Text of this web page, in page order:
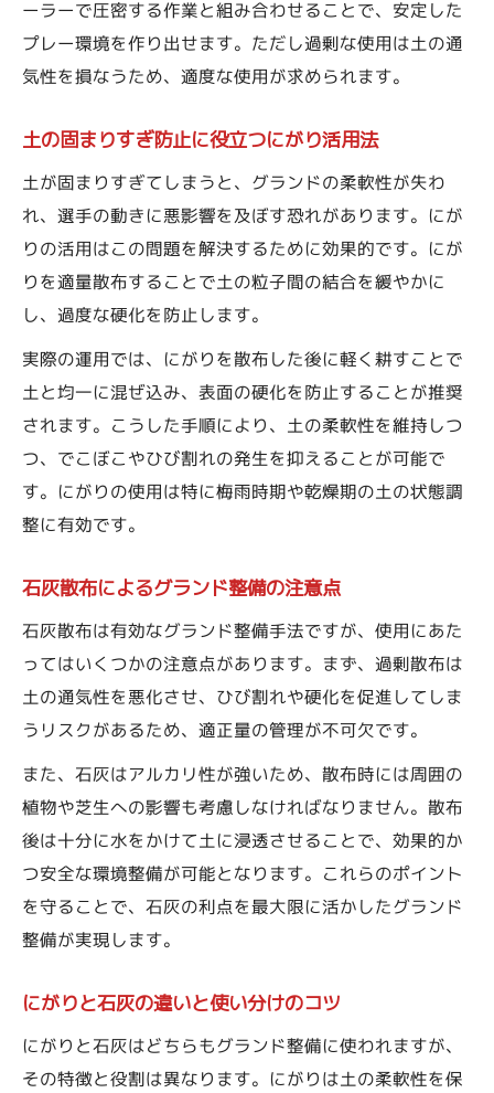
ーラーで圧密する作業と組み合わせることで、安定した
プレー環境を作り出せます。ただし過剰な使用は土の通
気性を損なうため、適度な使用が求められます。
土の固まりすぎ防止に役立つにがり活用法
土が固まりすぎてしまうと、グランドの柔軟性が失わ
れ、選手の動きに悪影響を及ぼす恐れがあります。にが
りの活用はこの問題を解決するために効果的です。にが
りを適量散布することで土の粒子間の結合を緩やかに
し、過度な硬化を防止します。
実際の運用では、にがりを散布した後に軽く耕すことで
土と均一に混ぜ込み、表面の硬化を防止することが推奨
されます。こうした手順により、土の柔軟性を維持しつ
つ、でこぼこやひび割れの発生を抑えることが可能で
す。にがりの使用は特に梅雨時期や乾燥期の土の状態調
整に有効です。
石灰散布によるグランド整備の注意点
石灰散布は有効なグランド整備手法ですが、使用にあた
ってはいくつかの注意点があります。まず、過剰散布は
土の通気性を悪化させ、ひび割れや硬化を促進してしま
うリスクがあるため、適正量の管理が不可欠です。
また、石灰はアルカリ性が強いため、散布時には周囲の
植物や芝生への影響も考慮しなければなりません。散布
後は十分に水をかけて土に浸透させることで、効果的か
つ安全な環境整備が可能となります。これらのポイント
を守ることで、石灰の利点を最大限に活かしたグランド
整備が実現します。
にがりと石灰の違いと使い分けのコツ
にがりと石灰はどちらもグランド整備に使われますが、
その特徴と役割は異なります。にがりは土の柔軟性を保